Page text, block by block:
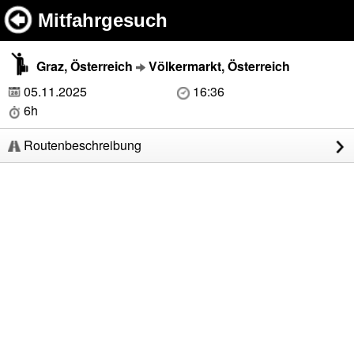
Mitfahrgesuch
Graz, Österreich
Völkermarkt, Österreich
05.11.2025
16:36
6h
Routenbeschreibung